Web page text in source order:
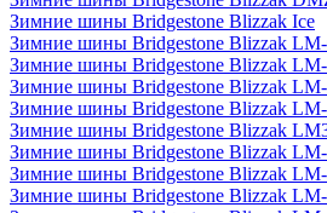
Зимние шины Bridgestone Blizzak Ice
Зимние шины Bridgestone Blizzak LM-
Зимние шины Bridgestone Blizzak
Зимние шины Bridgestone Blizzak
Зимние шины Bridgestone Blizzak
Зимние шины Bridgestone Blizzak
Зимние шины Bridgestone Blizzak
Зимние шины Bridgestone Blizzak
Зимние шины Bridgestone Blizzak